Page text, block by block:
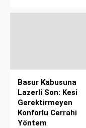
Basur Kabusuna
Lazerli Son: Kesi
Gerektirmeyen
Konforlu Cerrahi
Yöntem